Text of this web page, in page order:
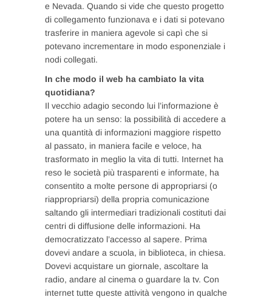
e Nevada. Quando si vide che questo progetto
di collegamento funzionava e i dati si potevano
trasferire in maniera agevole si capì che si
potevano incrementare in modo esponenziale i
nodi collegati.
In che modo il web ha cambiato la vita
quotidiana?
Il vecchio adagio secondo lui l’informazione è
potere ha un senso: la possibilità di accedere a
una quantità di informazioni maggiore rispetto
al passato, in maniera facile e veloce, ha
trasformato in meglio la vita di tutti. Internet ha
reso le società più trasparenti e informate, ha
consentito a molte persone di appropriarsi (o
riappropriarsi) della propria comunicazione
saltando gli intermediari tradizionali costituti dai
centri di diffusione delle informazioni. Ha
democratizzato l’accesso al sapere. Prima
dovevi andare a scuola, in biblioteca, in chiesa.
Dovevi acquistare un giornale, ascoltare la
radio, andare al cinema o guardare la tv. Con
internet tutte queste attività vengono in qualche